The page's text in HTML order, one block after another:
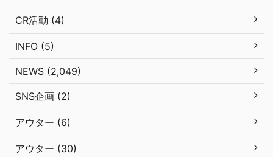
CR活動 (4)
INFO (5)
NEWS (2,049)
SNS企画 (2)
アウター (6)
アウター (30)